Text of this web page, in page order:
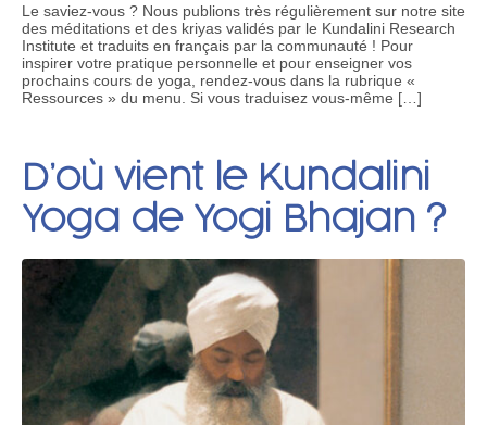
Le saviez-vous ? Nous publions très régulièrement sur notre site
des méditations et des kriyas validés par le Kundalini Research
Institute et traduits en français par la communauté ! Pour
inspirer votre pratique personnelle et pour enseigner vos
prochains cours de yoga, rendez-vous dans la rubrique «
Ressources » du menu. Si vous traduisez vous-même […]
D’où vient le Kundalini
Yoga de Yogi Bhajan ?